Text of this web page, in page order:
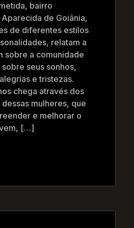
bairro
de Goiânia,
de diferentes estilos
relatam a
sobre a comunidade
seus sonhos,
e tristezas.
chega através dos
mulheres, que
e melhorar o
[…]